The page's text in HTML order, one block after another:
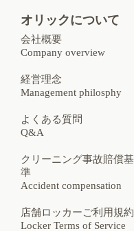
オリックについて
会社概要
Company overview
経営理念
Management philosphy
よくある質問
Q&A
クリーニング事故賠償基
準
Accident compensation
店舗ロッカーご利用規約
Locker Terms of Service